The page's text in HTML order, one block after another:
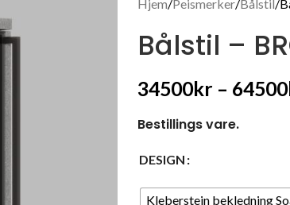
Hjem Peismerker Bålstil
Bålstil –
34500kr – 64500
Bestillings vare.
DESIGN
Kleberstein bekledning